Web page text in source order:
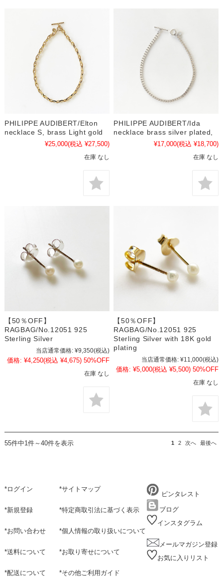
PHILIPPE AUDIBERT/Elton
necklace S, brass Light gold
¥25,000(税込 ¥27,500)
在庫 なし
PHILIPPE AUDIBERT/Ida
necklace brass silver plated,
¥17,000(税込 ¥18,700)
在庫 なし
【50％OFF】
RAGBAG/No.12051 925
Sterling Silver
当店通常価格: ¥9,350(税込)
価格: ¥4,250(税込 ¥4,675) 50%OFF
在庫 なし
【50％OFF】
RAGBAG/No.12051 925
Sterling Silver with 18K gold
plating
当店通常価格: ¥11,000(税込)
価格: ¥5,000(税込 ¥5,500) 50%OFF
在庫 なし
55件中1件～40件を表示 1 2 次へ 最後へ
*ログイン
*新規登録
*お問い合わせ
*送料について
*配送について
*サイトマップ
*特定商取引法に基づく表示
*個人情報の取り扱いについて
*お取り寄せについて
*その他ご利用ガイド
ピンタレスト
ブログ
インスタグラム
メールマガジン登録
お気に入りリスト